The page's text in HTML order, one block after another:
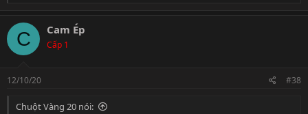
c
t
i
o
s
C Cam Ép
Cấp 1
12/10/20 #38
Chuột Vàng 20 nói: